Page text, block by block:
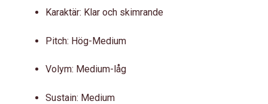
Karaktär: Klar och skimrande
Pitch: Hög-Medium
Volym: Medium-låg
Sustain: Medium